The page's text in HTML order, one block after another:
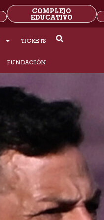
COMPLEJO
EDUCATIVO
TICKETS
FUNDACIÓN